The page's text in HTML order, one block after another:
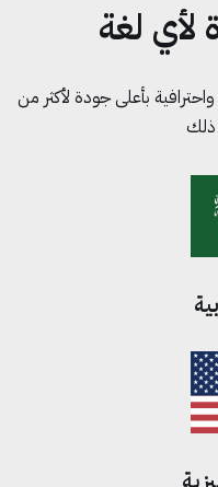
لأي لغة
بأعلى جودة لأكثر من